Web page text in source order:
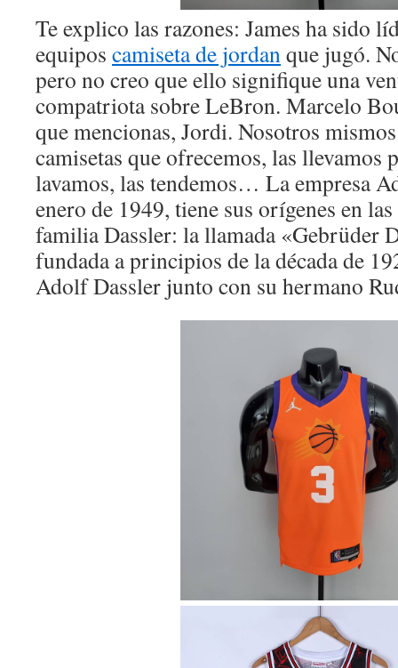
Te explico las razones: James ha sido
equipos camiseta de jordanque jugó.
pero no creo que ello signifique una
compatriota sobre LeBron. Marcelo
que mencionas, Jordi. Nosotros
camisetas que ofrecemos, las llevamos
lavamos, las tendemos… La empresa
enero de 1949, tiene sus orígenes en
familia Dassler: la llamada «Gebrüder
fundada a principios de la década de
Adolf Dassler junto con su hermano